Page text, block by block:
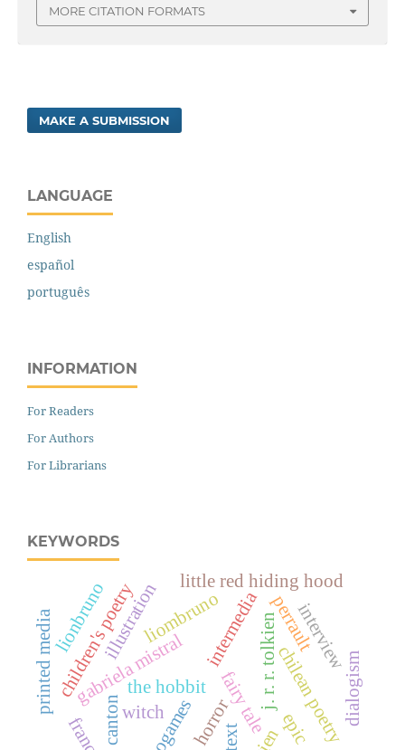
MORE CITATION FORMATS
MAKE A SUBMISSION
LANGUAGE
English
español
português
INFORMATION
For Readers
For Authors
For Librarians
KEYWORDS
fairy tale epic
j. r. r. tolkien
the hobbit
horror
intermedia
gabriela mistral
children's poetry little red hiding hood
perrault
chilean poetry
interview
dialogism
france
illustrationliombruno
lionbruno
printed media witch